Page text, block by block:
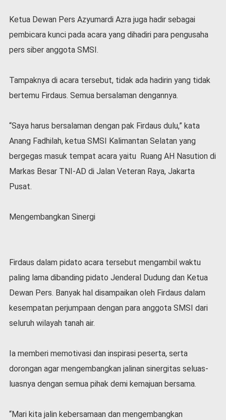
i
-
1
a
s
n
a
Ketua Dewan Pers Azyumardi Azra juga hadir sebagai
pembicara kunci pada acara yang dihadiri para pengusaha
pers siber anggota SMSI.
Tampaknya di acara tersebut, tidak ada hadirin yang tidak
bertemu Firdaus. Semua bersalaman dengannya.
“Saya harus bersalaman dengan pak Firdaus dulu,” kata
Anang Fadhilah, ketua SMSI Kalimantan Selatan yang
bergegas masuk tempat acara yaitu Ruang AH Nasution di
Markas Besar TNI-AD di Jalan Veteran Raya, Jakarta
Pusat.
Mengembangkan Sinergi
Firdaus dalam pidato acara tersebut mengambil waktu
paling lama dibanding pidato Jenderal Dudung dan Ketua
Dewan Pers. Banyak hal disampaikan oleh Firdaus dalam
kesempatan perjumpaan dengan para anggota SMSI dari
seluruh wilayah tanah air.
Ia memberi memotivasi dan inspirasi peserta, serta
dorongan agar mengembangkan jalinan sinergitas seluas-
luasnya dengan semua pihak demi kemajuan bersama.
“Mari kita jalin kebersamaan dan mengembangkan